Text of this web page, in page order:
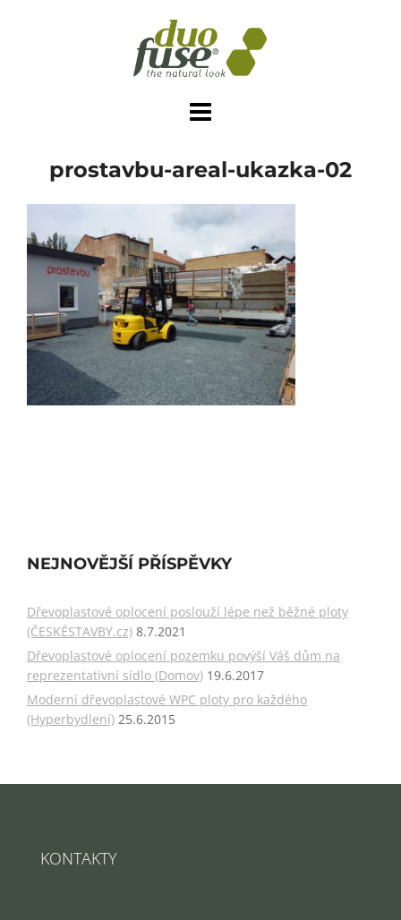
prostavbu-areal-ukazka-02
NEJNOVĚJŠÍ PŘÍSPĚVKY
Dřevoplastové oplocení poslouží lépe než běžné ploty
(ČESKÉSTAVBY.cz) 8.7.2021
Dřevoplastové oplocení pozemku povýší Váš dům na
reprezentativní sídlo (Domov) 19.6.2017
Moderní dřevoplastové WPC ploty pro každého
(Hyperbydlení) 25.6.2015
KONTAKTY